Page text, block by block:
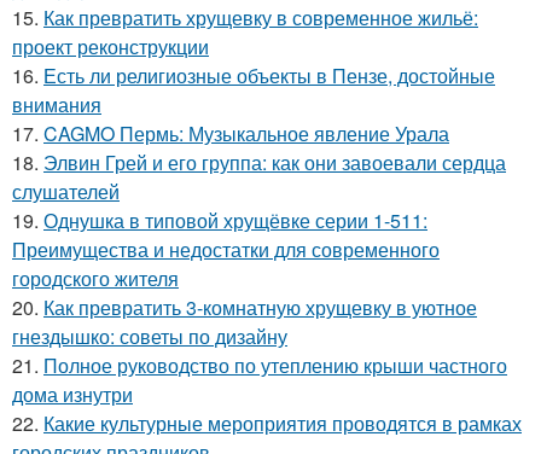
15. Как превратить хрущевку в современное жильё:
проект реконструкции
16. Есть ли религиозные объекты в Пензе, достойные
внимания
17. CAGMO Пермь: Музыкальное явление Урала
18. Элвин Грей и его группа: как они завоевали сердца
слушателей
19. Однушка в типовой хрущёвке серии 1-511:
Преимущества и недостатки для современного
городского жителя
20. Как превратить 3-комнатную хрущевку в уютное
гнездышко: советы по дизайну
21. Полное руководство по утеплению крыши частного
дома изнутри
22. Какие культурные мероприятия проводятся в рамках